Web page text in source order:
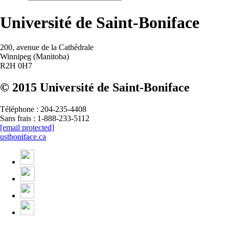
Université de Saint-Boniface
200, avenue de la Cathédrale
Winnipeg (Manitoba)
R2H 0H7
© 2015 Université de Saint-Boniface
Téléphone : 204-235-4408
Sans frais : 1-888-233-5112
[email protected]
ustboniface.ca